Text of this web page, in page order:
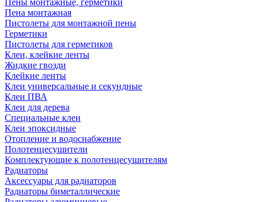
Пены монтажные, герметики
Пена монтажная
Пистолеты для монтажной пены
Герметики
Пистолеты для герметиков
Клеи, клейкие ленты
Жидкие гвозди
Клейкие ленты
Клеи универсальные и секундные
Клеи ПВА
Клеи для дерева
Специальные клеи
Клеи эпоксидные
Отопление и водоснабжение
Полотенцесушители
Комплектующие к полотенцесушителям
Радиаторы
Аксессуары для радиаторов
Радиаторы биметаллические